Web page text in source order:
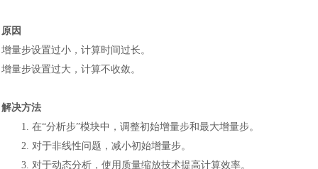
原因
增量步设置过小，计算时间过长。
增量步设置过大，计算不收敛。
解决方法
1. 在“分析步”模块中，调整初始增量步和最大增量步。
2. 对于非线性问题，减小初始增量步。
3. 对于动态分析，使用质量缩放技术提高计算效率。